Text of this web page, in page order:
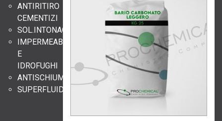
ANTIRITIRO
CEMENTIZI
SOL.INTONACI/RASANTI/STUCCHI
IMPERMEABILIZZANTI
E
IDROFUGHI
ANTISCHIUMA
SUPERFLUIDIFICANTI